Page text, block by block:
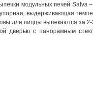
модульных печей Salva
выдерживающая
для пиццы выпекаются за
дверью с панорамным